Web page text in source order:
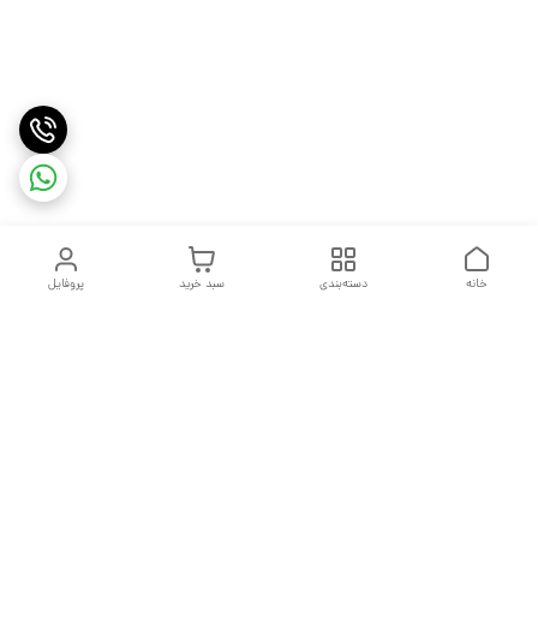
پروفایل سبد خرید دسته‌بندی خانه